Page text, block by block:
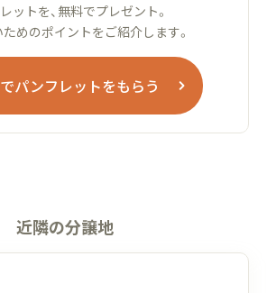
ットを、無料でプレゼント。
めのポイントをご紹介します。
パンフレットをもらう
近隣の分譲地